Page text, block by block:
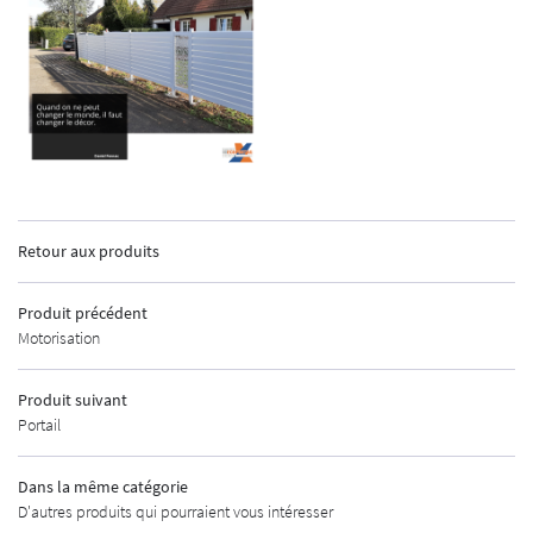
EXTÉRIEURS
MENUISERIE
- ALARME
INDUSTRIELLES
MÉTALLERIE
INSCRIPTION
Retour aux produits
Produit précédent
Motorisation
Produit suivant
Portail
Dans la même catégorie
D'autres produits qui pourraient vous intéresser